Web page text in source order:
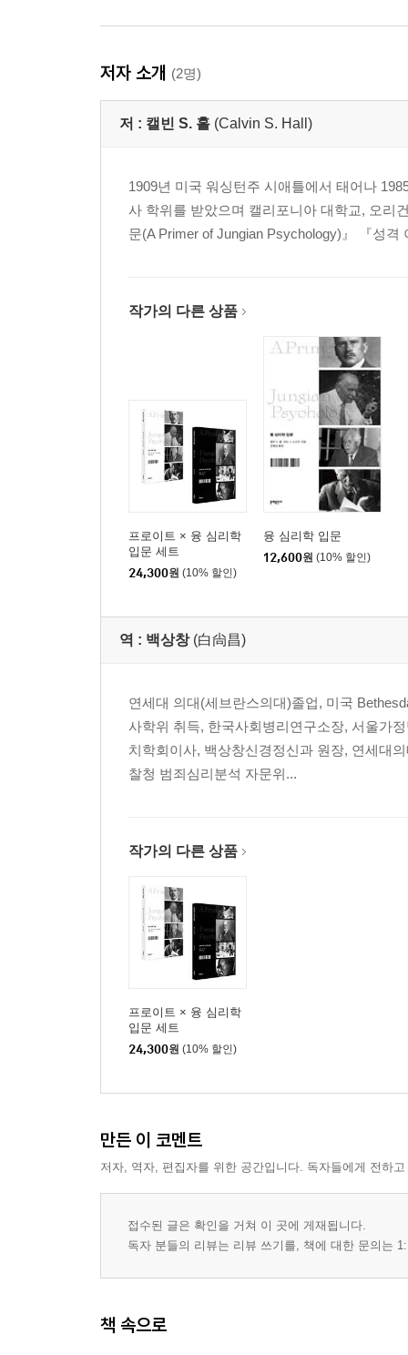
저자 소개 (2명)
저 : 캘빈 S. 홀 (Calvin S. Hall)
1909년 미국 워싱턴주 시애틀에서 태어나
사 학위를 받았으며 캘리포니아 대학교, 오리
문(A Primer of Jungian Psychology)』 『성
작가의 다른 상품
프로이트 × 융 심리학
입문 세트
24,300원 (10% 할인)
융 심리학 입문
12,600원 (10% 할인)
역 : 백상창 (白尙昌)
연세대 의대(세브란스의대)졸업, 미국
사학위 취득, 한국사회병리연구소장, 서울가
치학회이사, 백상창신경정신과 원장, 연세대
찰청 범죄심리분석 자문위...
작가의 다른 상품
프로이트 × 융 심리학
입문 세트
24,300원 (10% 할인)
만든 이 코멘트
저자, 역자, 편집자를 위한 공간입니다. 독자들에게 전하
접수된 글은 확인을 거쳐 이 곳에 게재됩니다.
독자 분들의 리뷰는 리뷰 쓰기를, 책에 대한 문의는
책 속으로